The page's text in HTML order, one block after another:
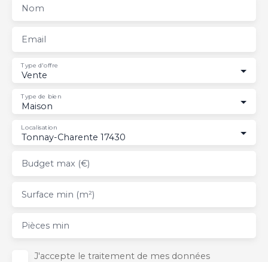
Nom
Email
Vente
Type d'offre
Maison
Type de bien
Tonnay-Charente 17430
Localisation
Budget max (€)
Surface min (m²)
Pièces min
J'accepte le traitement de mes données